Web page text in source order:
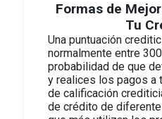
Formas de
Tu
Una puntuación
normalmente entre
probabilidad de que
y realices los pagos a
de calificación
de crédito de